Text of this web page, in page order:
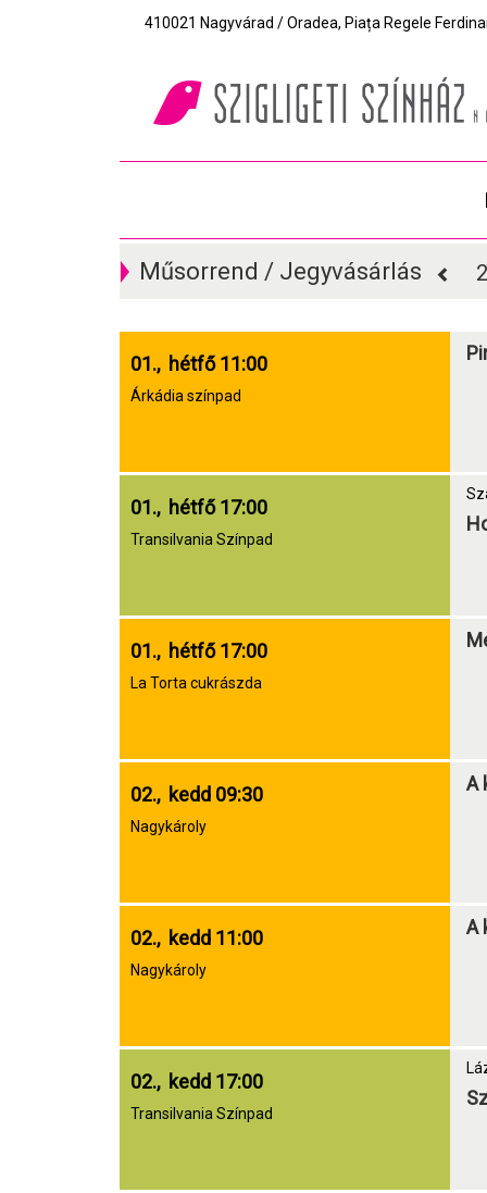
410021 Nagyvárad / Oradea, Piața Regele
Műsorrend / Jegyvásárlás
01., hétfő 11:00
Árkádia színpad
01., hétfő 17:00
Transilvania Színpad
01., hétfő 17:00
La Torta cukrászda
02., kedd 09:30
Nagykároly
A
02., kedd 11:00
Nagykároly
A
02., kedd 17:00
Transilvania Színpad